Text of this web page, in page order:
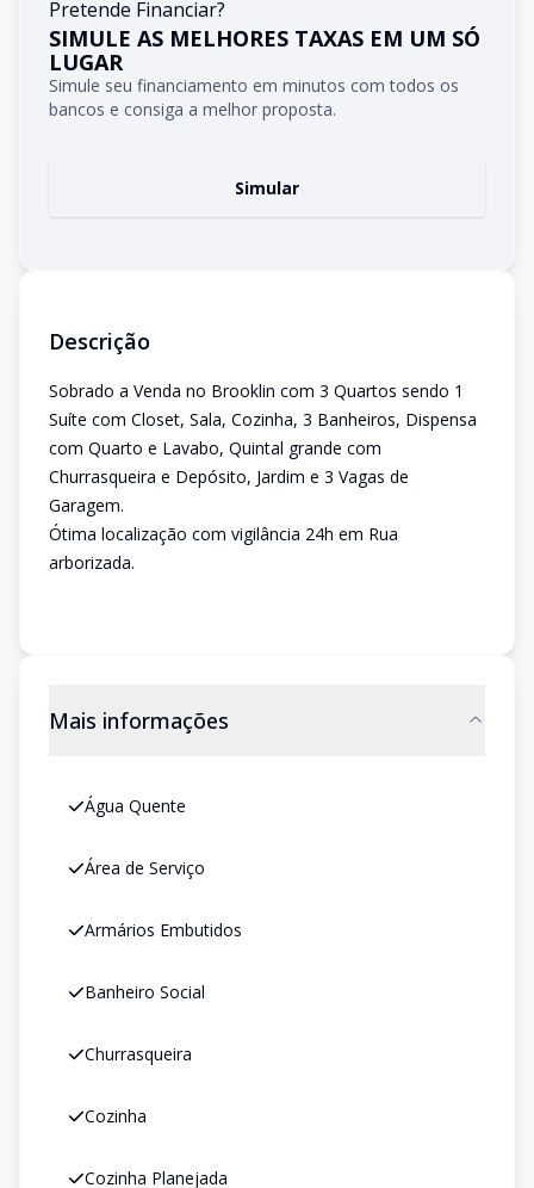
Pretende Financiar?
SIMULE AS MELHORES TAXAS EM UM SÓ
LUGAR
Simule seu financiamento em minutos com todos os
bancos e consiga a melhor proposta.
Simular
Descrição
Sobrado a Venda no Brooklin com 3 Quartos sendo 1
Suíte com Closet, Sala, Cozinha, 3 Banheiros, Dispensa
com Quarto e Lavabo, Quintal grande com
Churrasqueira e Depósito, Jardim e 3 Vagas de
Garagem.
Ótima localização com vigilância 24h em Rua
arborizada.
Mais informações
Água Quente
Área de Serviço
Armários Embutidos
Banheiro Social
Churrasqueira
Cozinha
Cozinha Planejada